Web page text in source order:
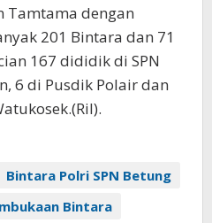
Tamtama dengan
201 Bintara dan 71
167 dididik di SPN
6 di Pusdik Polair dan
Bintara Polri SPN Betung
Bintara